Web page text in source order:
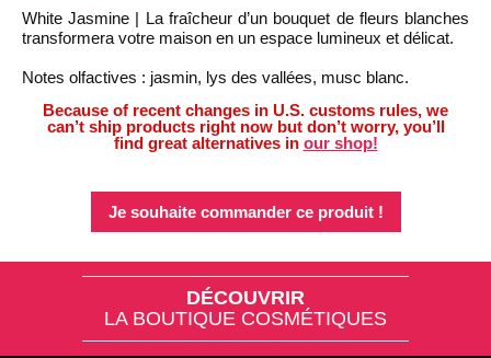
White Jasmine | La fraîcheur d’un bouquet de fleurs blanches
transformera votre maison en un espace lumineux et délicat.
Notes olfactives : jasmin, lys des vallées, musc blanc.
Because of recent changes in U.S. customs rules, we
can’t ship products right now but don’t worry, you’ll
find great alternatives in our shop!
Je souhaite commander ce produit !
DÉCOUVRIR
LA BOUTIQUE COSMÉTIQUES